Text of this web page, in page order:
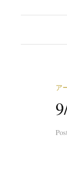
ア